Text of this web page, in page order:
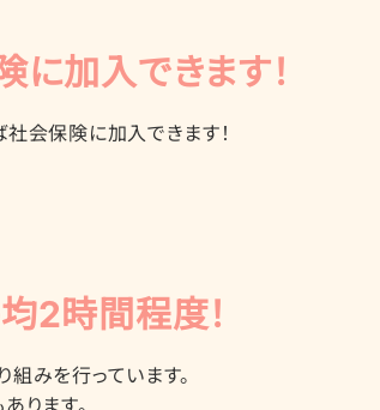
加入できます！
会保険に加入できます！
2時間程度！
みを行っています。